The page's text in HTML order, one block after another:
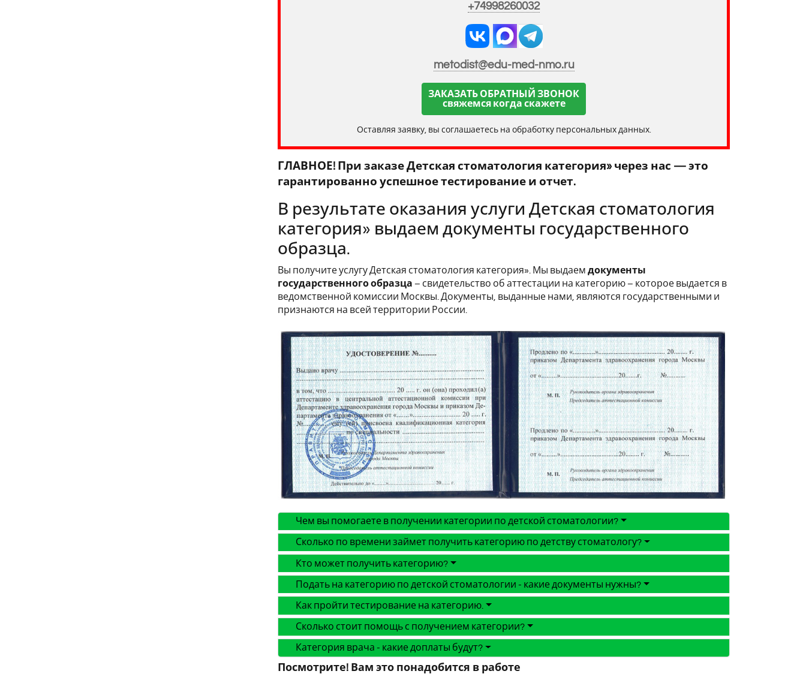
+74998260032
metodist@edu-med-nmo.ru
ЗАКАЗАТЬ ОБРАТНЫЙ ЗВОНОК
свяжемся когда скажете
Оставляя заявку, вы соглашаетесь на обработку персональных данных.
ГЛАВНОЕ! При заказе Детская стоматология категория» через нас — это
гарантированно успешное тестирование и отчет.
В результате оказания услуги Детская стоматология
категория» выдаем документы государственного
образца.
Вы получите услугу Детская стоматология категория». Мы выдаем документы
государственного образца – свидетельство об аттестации на категорию – которое выдается в
ведомственной комиссии Москвы. Документы, выданные нами, являются государственными и
признаются на всей территории России.
Чем вы помогаете в получении категории по детской стоматологии?
Сколько по времени займет получить категорию по детству стоматологу?
Кто может получить категорию?
Подать на категорию по детской стоматологии - какие документы нужны?
Как пройти тестирование на категорию.
Сколько стоит помощь с получением категории?
Категория врача - какие доплаты будут?
Посмотрите! Вам это понадобится в работе